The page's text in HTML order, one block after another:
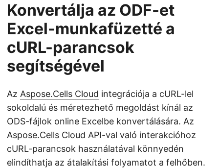
Konvertálja az ODF-et
Excel-munkafüzetté a
cURL-parancsok
segítségével
Az Aspose.Cells Cloud integrációja a cURL-lel
sokoldalú és méretezhető megoldást kínál az
ODS-fájlok online Excelbe konvertálására. Az
Aspose.Cells Cloud API-val való interakcióhoz
cURL-parancsok használatával könnyedén
elindíthatja az átalakítási folyamatot a felhőben.